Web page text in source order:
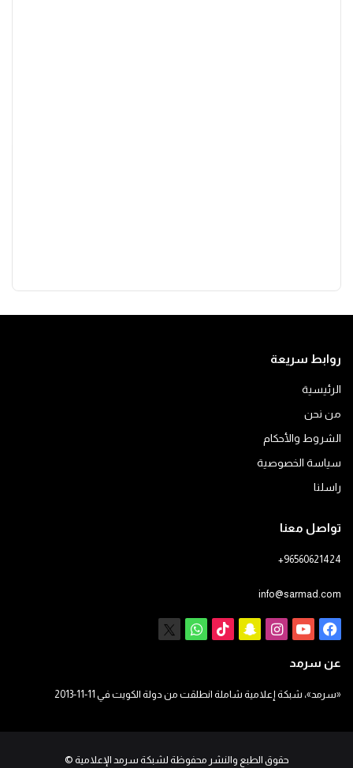
روابط سريعة
الرئيسية
من نحن
الشروط والأحكام
سياسة الخصوصية
راسلنا
تواصل معنا
+96560621424
info@sarmad.com
فيسبوكيوتيوبانستقرام
سناب ‫TikTokواتساب
عن سرمد
«سرمد»، شبكة إعلامية شاملة انطلقت من دولة الكويت في 11-11-2013
حقوق الطبع والنشر محفوظة لشبكة سرمد الإعلامية ©